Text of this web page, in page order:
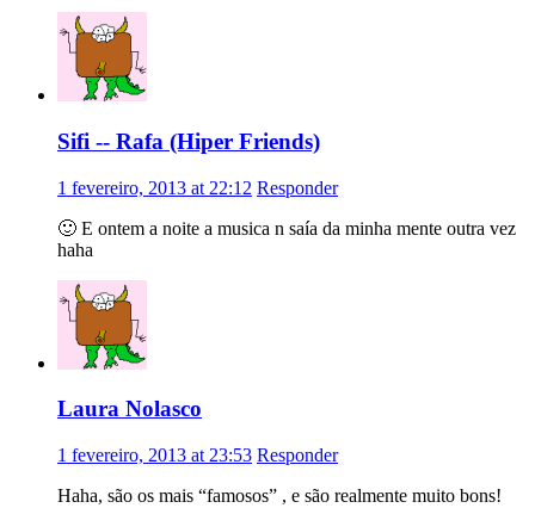
Sifi -- Rafa (Hiper Friends)
1 fevereiro, 2013 at 22:12 Responder
🙂 E ontem a noite a musica n saía da minha mente outra vez
haha
Laura Nolasco
1 fevereiro, 2013 at 23:53 Responder
Haha, são os mais “famosos” , e são realmente muito bons!